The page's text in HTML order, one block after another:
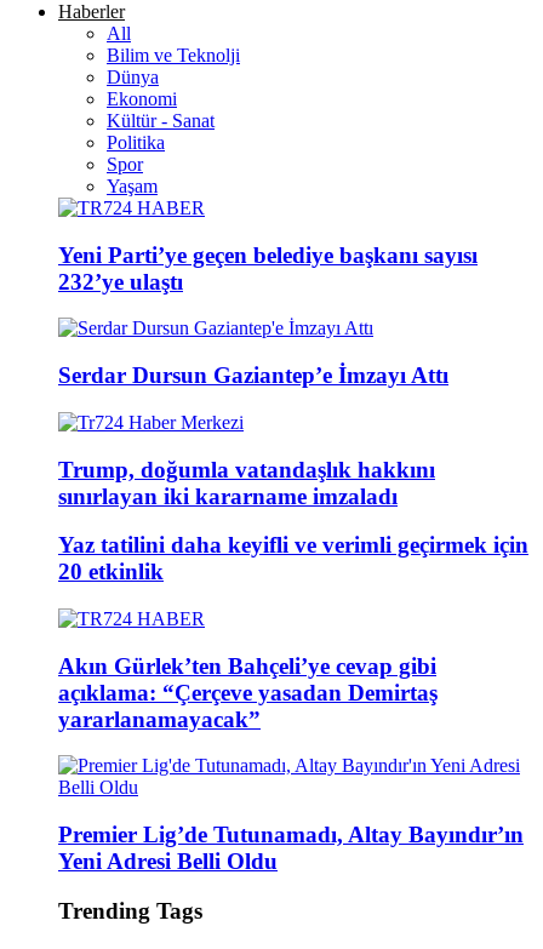
Haberler
All
Bilim ve Teknolji
Dünya
Ekonomi
Kültür - Sanat
Politika
Spor
Yaşam
Yeni Parti’ye geçen belediye başkanı sayısı
232’ye ulaştı
Serdar Dursun Gaziantep’e İmzayı Attı
Trump, doğumla vatandaşlık hakkını
sınırlayan iki kararname imzaladı
Yaz tatilini daha keyifli ve verimli geçirmek için
20 etkinlik
Akın Gürlek’ten Bahçeli’ye cevap gibi
açıklama: “Çerçeve yasadan Demirtaş
yararlanamayacak”
Premier Lig’de Tutunamadı, Altay Bayındır’ın
Yeni Adresi Belli Oldu
Trending Tags